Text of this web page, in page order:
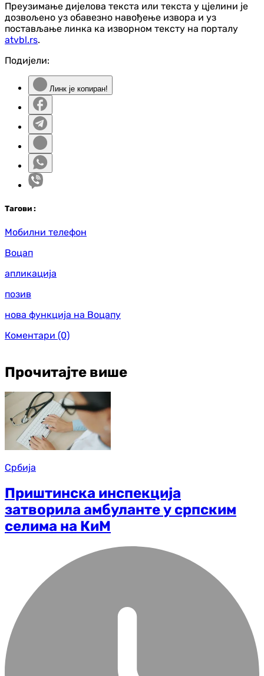
Преузимање дијелова текста или текста у цјелини је
дозвољено уз обавезно навођење извора и уз
постављање линка ка изворном тексту на порталу
atvbl.rs.
Подијели:
Линк је копиран!
Тагови :
Мобилни телефон
Воцап
апликација
позив
нова функција на Воцапу
Коментари (0)
Прочитајте више
Србија
Приштинска инспекција
затворила амбуланте у српским
селима на КиМ